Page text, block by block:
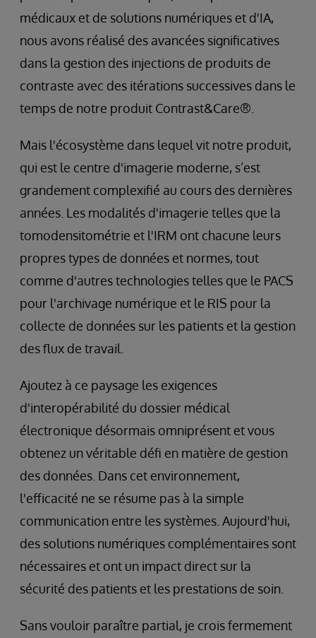
médicaux et de solutions numériques et d'IA,
nous avons réalisé des avancées significatives
dans la gestion des injections de produits de
contraste avec des itérations successives dans le
temps de notre produit Contrast&Care®.
Mais l'écosystème dans lequel vit notre produit,
qui est le centre d'imagerie moderne, s’est
grandement complexifié au cours des dernières
années. Les modalités d'imagerie telles que la
tomodensitométrie et l'IRM ont chacune leurs
propres types de données et normes, tout
comme d'autres technologies telles que le PACS
pour l'archivage numérique et le RIS pour la
collecte de données sur les patients et la gestion
des flux de travail.
Ajoutez à ce paysage les exigences
d'interopérabilité du dossier médical
électronique désormais omniprésent et vous
obtenez un véritable défi en matière de gestion
des données. Dans cet environnement,
l'efficacité ne se résume pas à la simple
communication entre les systèmes. Aujourd'hui,
des solutions numériques complémentaires sont
nécessaires et ont un impact direct sur la
sécurité des patients et les prestations de soin.
Sans vouloir paraître partial, je crois fermement